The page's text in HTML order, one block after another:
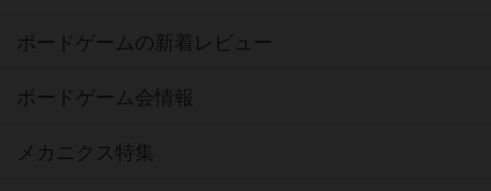
ボードゲームの新着レビュー
ボードゲーム会情報
メカニクス特集